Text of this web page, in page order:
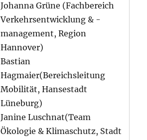
Johanna Grüne (Fachbereich
Verkehrsentwicklung & -
management, Region
Hannover)
Bastian
Hagmaier(Bereichsleitung
Mobilität, Hansestadt
Lüneburg)
Janine Luschnat(Team
Ökologie & Klimaschutz, Stadt